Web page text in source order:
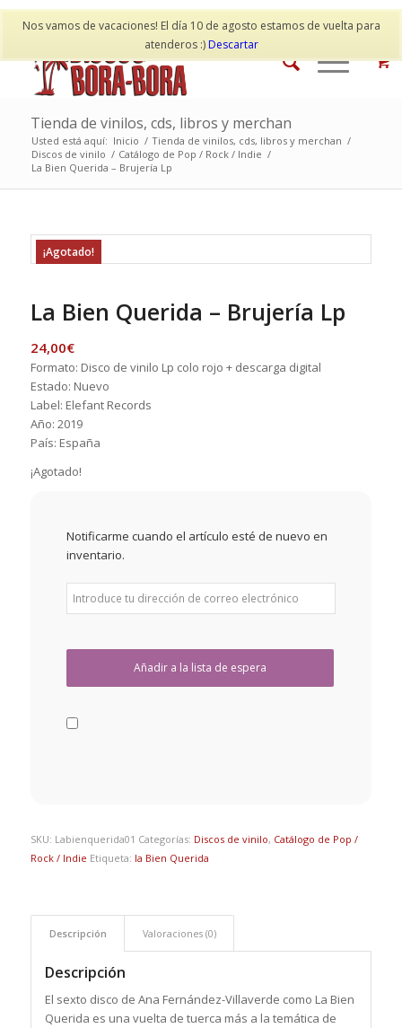
Nos vamos de vacaciones! El día 10 de agosto estamos de vuelta para
atenderos :)Descartar
Mi cuenta Contacto
Tienda de vinilos, cds, libros y merchan
Usted está aquí: Inicio / Tienda de vinilos, cds, libros y merchan /
Discos de vinilo / Catálogo de Pop / Rock / Indie /
La Bien Querida – Brujería Lp
¡Agotado!
La Bien Querida – Brujería Lp
24,00€
Formato: Disco de vinilo Lp colo rojo + descarga digital
Estado: Nuevo
Label: Elefant Records
Año: 2019
País: España
¡Agotado!
Notificarme cuando el artículo esté de nuevo en
inventario.
SKU: Labienquerida01 Categorías: Discos de vinilo, Catálogo de Pop /
Rock / Indie Etiqueta: la Bien Querida
Descripción Valoraciones (0)
Descripción
El sexto disco de Ana Fernández-Villaverde como La Bien
Querida es una vuelta de tuerca más a la temática de